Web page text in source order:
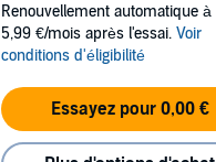
Renouvellement automatique à
5,99 €/mois après l'essai. Voir
conditions d'éligibilité
Essayez pour 0,00 €